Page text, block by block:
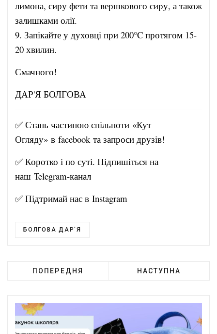
лимона, сиру фети та вершкового сиру, а також
залишками олії.
9. Запікайте у духовці при 200°C протягом 15-
20 хвилин.
Смачного!
ДАР'Я БОЛГОВА
✅ Стань частиною спільноти «Кут
Огляду» в facebookта запроси друзів!
✅ Коротко і по суті. Підпишіться на
наш Telegram-канал
✅ Підтримай нас в Instagram
БОЛГОВА ДАР'Я
ПОПЕРЕДНЯ НАСТУПНА